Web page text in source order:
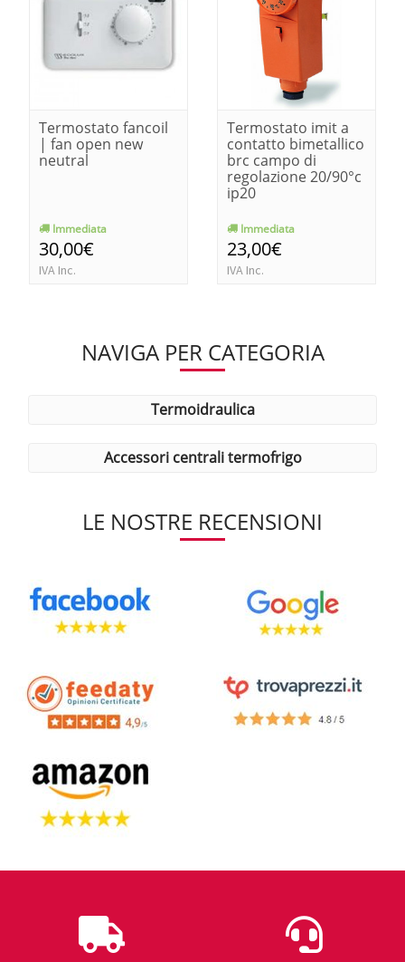
Termostato fancoil
| fan open new
neutral
Immediata
30,00€
IVA Inc.
Termostato imit a
contatto bimetallico
brc campo di
regolazione 20/90°c
ip20
Immediata
23,00€
IVA Inc.
NAVIGA PER CATEGORIA
termoidraulica
accessori centrali termofrigo
LE NOSTRE RECENSIONI